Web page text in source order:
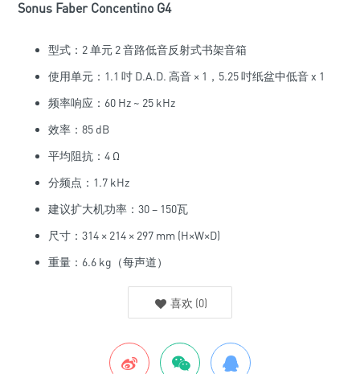
Sonus Faber Concentino G4
型式：2 单元 2 音路低音反射式书架音箱
使用单元：1.1 吋 D.A.D. 高音 × 1，5.25 吋纸盆中低音 x 1
频率响应：60 Hz ~ 25 kHz
效率：85 dB
平均阻抗：4 Ω
分频点：1.7 kHz
建议扩大机功率：30 – 150瓦
尺寸：314 × 214 × 297 mm (H×W×D)
重量：6.6 kg（每声道）
喜欢 (0)